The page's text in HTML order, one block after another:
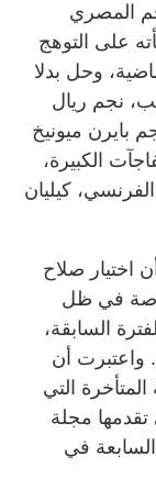
المصري
على التوهج
وحل بدلا
نجم ريال
بايرن ميونيخ
الكبيرة،
كيليان
اختيار صلاح
في ظل
السابقة،
واعتبرت أن
التي
تقدمها مجلة
في